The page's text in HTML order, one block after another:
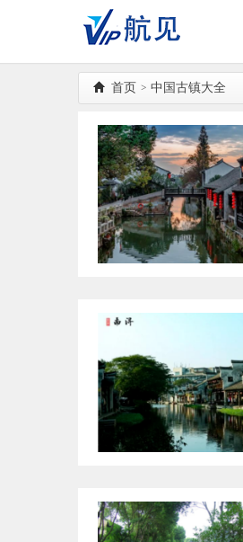
首页 > 中国古镇大全